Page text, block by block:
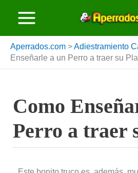
Aperrados.com >Adiestramiento
Enseñarle a un Perro a traer su
Como
Perro a traer